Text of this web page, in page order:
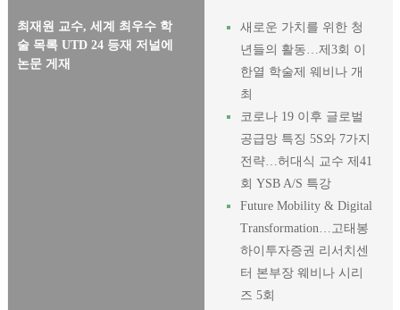
최재원 교수, 세계 최우수 학
술 목록 UTD 24 등재 저널에
논문 게재
새로운 가치를 위한 청
년들의 활동…제3회 이
한열 학술제 웨비나 개
최
코로나 19 이후 글로벌
공급망 특징 5S와 7가지
전략…허대식 교수 제41
회 YSB A/S 특강
Future Mobility & Digital
Transformation…고태봉
하이투자증권 리서치센
터 본부장 웨비나 시리
즈 5회